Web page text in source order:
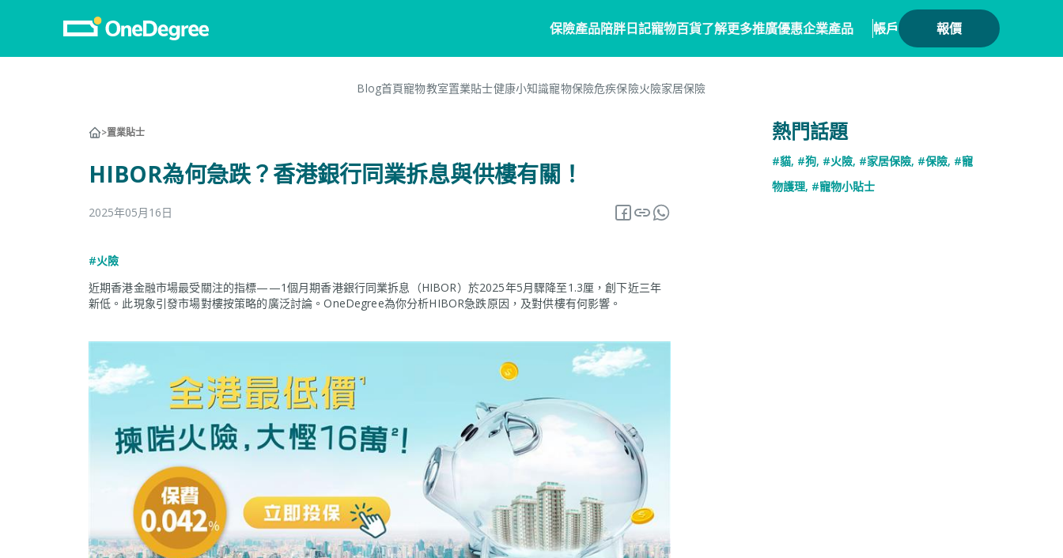
保險產品
狗狗保險
申請索償
家電保養保險
陪胖日記
立即下載
Pawbook Tag
寵物百貨了解更多
保險101
推廣優惠
毛範生會員計劃
企業產品
數碼保險
數字資產保險
帳戶 報價
Blog首頁寵物教室置業貼士健康小知識寵物保險危疾保險火險家居保險
>置業貼士
HIBOR為何急跌？香港銀行同業拆息與供樓有關！
2025年05月16日
#火險
近期香港金融市場最受關注的指標——1個月期香港銀行同業拆息（HIBOR）於2025年5月驟降至1.3厘，創下近三年
新低。此現象引發市場對樓按策略的廣泛討論。OneDegree為你分析HIBOR急跌原因，及對供樓有何影響。
熱門話題
#貓, #狗, #火險, #家居保險, #保險, #寵
物護理, #寵物小貼士